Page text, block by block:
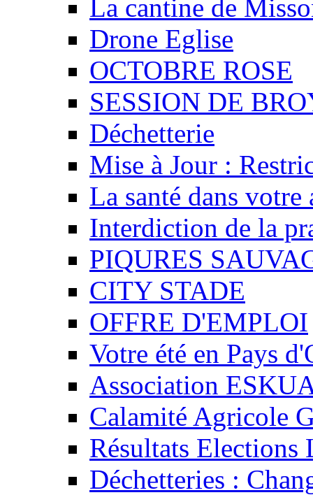
La cantine de
Drone Eglise
OCTOBRE ROSE
SESSION DE
Déchetterie
Mise à Jour :
La santé dans votre
Interdiction de la
PIQURES
CITY STADE
OFFRE D'EMPLOI
Votre été en Pays
Association
Calamité Agricole
Résultats
Déchetteries :